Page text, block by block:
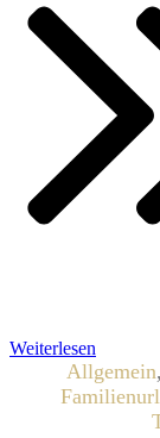
Weiterlesen
Allgemein,